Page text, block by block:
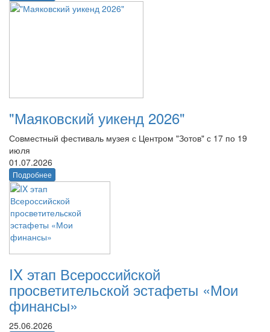
"Маяковский уикенд 2026"
Совместный фестиваль музея с Центром "Зотов" с 17 по 19
июля
01.07.2026
Подробнее
IX этап Всероссийской
просветительской эстафеты «Мои
финансы»
25.06.2026